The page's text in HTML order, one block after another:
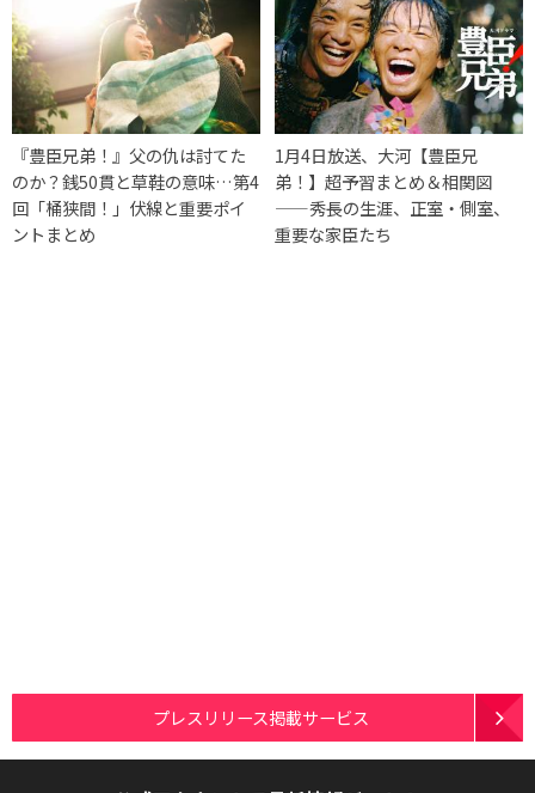
『豊臣兄弟！』父の仇は討てた
のか？銭50貫と草鞋の意味…第4
回「桶狭間！」伏線と重要ポイ
ントまとめ
1月4日放送、大河【豊臣兄
弟！】超予習まとめ＆相関図
——秀長の生涯、正室・側室、
重要な家臣たち
プレスリリース掲載サービス